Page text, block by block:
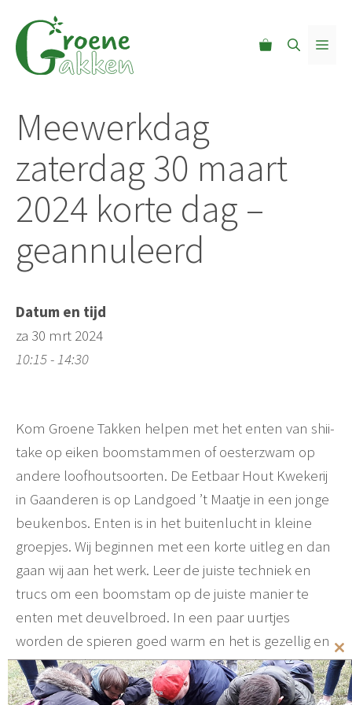
naar
Meewerkdag
zaterdag 30 maart
2024 korte dag –
geannuleerd
Datum en tijd
za 30 mrt 2024
10:15 - 14:30
Kom Groene Takken helpen met het enten van shii-
take op eiken boomstammen of oesterzwam op
andere loofhoutsoorten. De Eetbaar Hout Kwekerij
in Gaanderen is op Landgoed ’t Maatje in een jonge
beukenbos. Enten is in het buitenlucht in kleine
groepjes. Wij beginnen met een korte uitleg en dan
gaan wij aan het werk. Leer de juiste techniek en
trucs om een boomstam op de juiste manier te
enten met deuvelbroed. In een paar uurtjes
worden de spieren goed warm en het is gezellig en
nuttig. Deelname is gratis, maar je wordt wel
verwacht om hard te werken! Na afloop krijg je een